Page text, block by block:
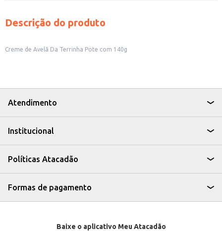
Descrição do produto
Creme de Avelã Da Terrinha Pote com 140g
Atendimento
Institucional
Políticas Atacadão
Formas de pagamento
Baixe o aplicativo Meu Atacadão